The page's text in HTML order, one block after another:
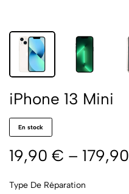
iPhone 13 Mini
En stock
19,90 € – 179,90
Type De Réparation